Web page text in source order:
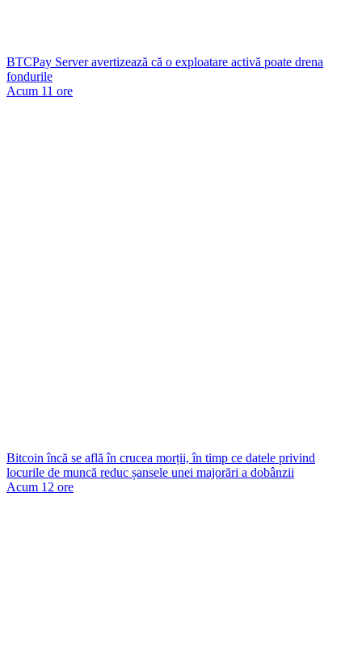
BTCPay Server avertizează că o exploatare activă poate drena
fondurile
Acum 11 ore
Bitcoin încă se află în crucea morții, în timp ce datele privind
locurile de muncă reduc șansele unei majorări a dobânzii
Acum 12 ore